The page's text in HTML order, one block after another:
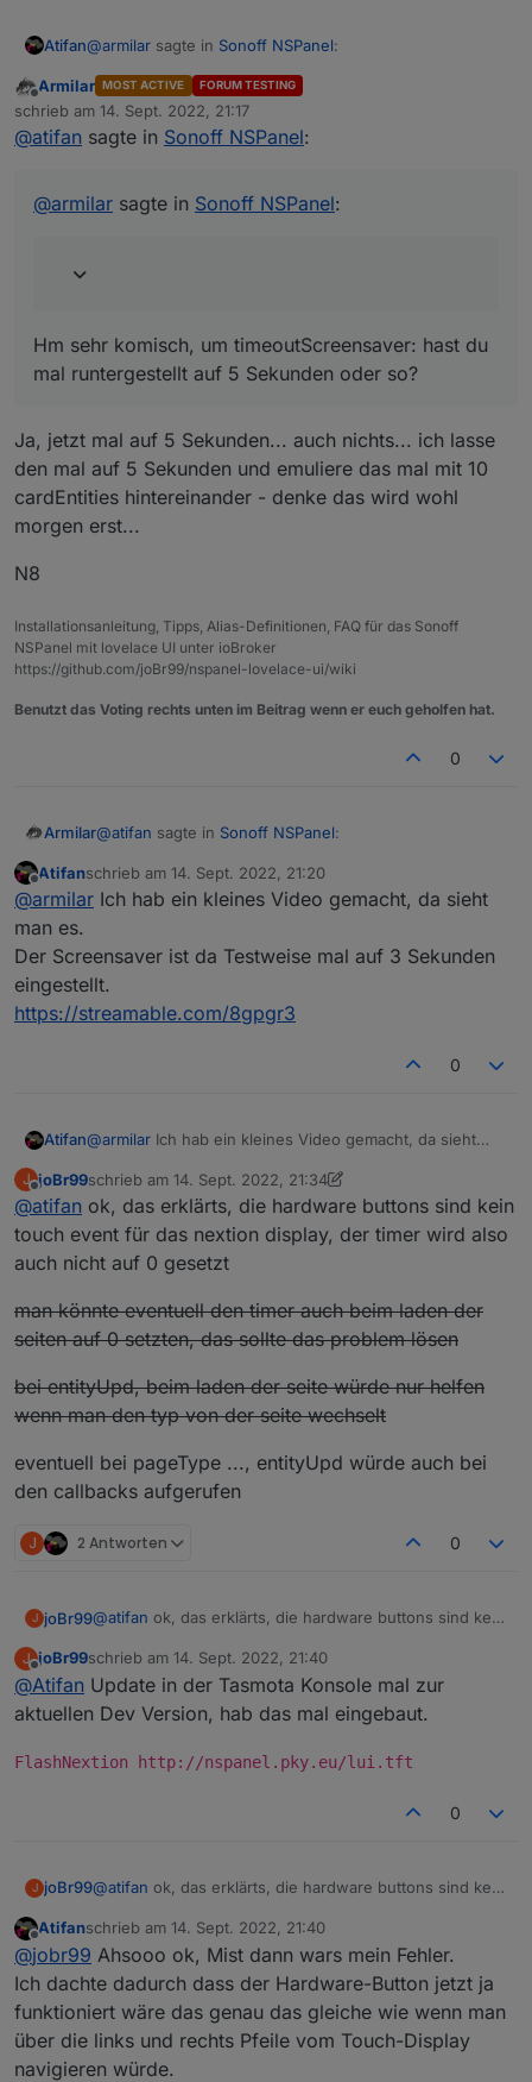
Atifan@armilar sagte in Sonoff NSPanel:
Kann den Fehler nicht reproduzieren. Habe jetzt
mal auf 2 aufeinanderfolgenden cardEnities 2
Minuten lang geswitcht. Das Ding bleibt hell... bei
Hm sehr komisch, um timeoutScreensaver: hast du mal
Offline
Armilar MOST ACTIVE FORUM TESTING
schrieb am 14. Sept. 2022, 21:17
zuletzt editiert von
@atifan sagte in Sonoff NSPanel:
@armilar sagte in Sonoff NSPanel:
Hm sehr komisch, um timeoutScreensaver: hast du
mal runtergestellt auf 5 Sekunden oder so?
Ja, jetzt mal auf 5 Sekunden... auch nichts... ich lasse
den mal auf 5 Sekunden und emuliere das mal mit 10
cardEntities hintereinander - denke das wird wohl
morgen erst...
N8
Installationsanleitung, Tipps, Alias-Definitionen, FAQ für das Sonoff
NSPanel mit lovelace UI unter ioBroker
https://github.com/joBr99/nspanel-lovelace-ui/wiki
Benutzt das Voting rechts unten im Beitrag wenn er euch geholfen hat.
0
Armilar@atifan sagte in Sonoff NSPanel:
@ armilarsagte inSonoff NSPanel:
Kann den Fehler nicht reproduzieren. Habe
cardEnities 2 Minuten lang geswitcht. Das
Ding bleibt hell... bei mir
den mal auf 5 Sekunden und emuliere das mal mit 10
cardEntities hintereinander - denke das wird wohl
morgen erst...
N8
Offline
Atifanschrieb am 14. Sept. 2022, 21:20
zuletzt editiert von
@armilar Ich hab ein kleines Video gemacht, da sieht
man es.
Der Screensaver ist da Testweise mal auf 3 Sekunden
eingestellt.
https://streamable.com/8gpgr3
0
Atifan@armilar Ich hab ein kleines Video gemacht, da sieht
Der Screensaver ist da Testweise mal auf 3 Sekunden
eingestellt.
https://streamable.com/8gpgr3
J
Offline
joBr99schrieb am 14. Sept. 2022, 21:34
zuletzt editiert von joBr99
@atifan ok, das erklärts, die hardware buttons sind kein
touch event für das nextion display, der timer wird also
auch nicht auf 0 gesetzt
man könnte eventuell den timer auch beim laden der
seiten auf 0 setzten, das sollte das problem lösen
bei entityUpd, beim laden der seite würde nur helfen
wenn man den typ von der seite wechselt
eventuell bei pageType ..., entityUpd würde auch bei
den callbacks aufgerufen
J 2 Antworten 0
J joBr99@atifan ok, das erklärts, die hardware buttons sind kein
auch nicht auf 0 gesetzt
man könnte eventuell den timer auch beim laden der
seiten auf 0 setzten, das sollte das problem lösen
bei entityUpd, beim laden der seite würde nur helfen
wenn man den typ von der seite wechselt
eventuell bei pageType ..., entityUpd würde auch bei
den callbacks aufgerufen
J
Offline
joBr99schrieb am 14. Sept. 2022, 21:40
zuletzt editiert von
@Atifan Update in der Tasmota Konsole mal zur
aktuellen Dev Version, hab das mal eingebaut.
FlashNextion http://nspanel.pky.eu/lui.tft
0
J joBr99@atifan ok, das erklärts, die hardware buttons sind kein
auch nicht auf 0 gesetzt
man könnte eventuell den timer auch beim laden der
seiten auf 0 setzten, das sollte das problem lösen
bei entityUpd, beim laden der seite würde nur helfen
wenn man den typ von der seite wechselt
eventuell bei pageType ..., entityUpd würde auch bei
den callbacks aufgerufen
Offline
Atifanschrieb am 14. Sept. 2022, 21:40
zuletzt editiert von
@jobr99 Ahsooo ok, Mist dann wars mein Fehler.
Ich dachte dadurch dass der Hardware-Button jetzt ja
funktioniert wäre das genau das gleiche wie wenn man
über die links und rechts Pfeile vom Touch-Display
navigieren würde.